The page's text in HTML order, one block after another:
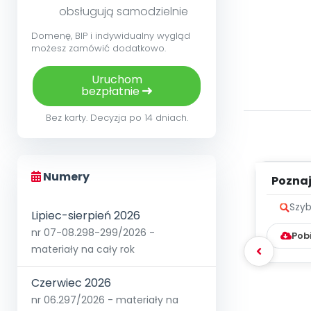
obsługują samodzielnie
Domenę, BIP i indywidualny wygląd
możesz zamówić dodatkowo.
Uruchom
bezpłatnie
Bez karty. Decyzja po 14 dniach.
Numery
Lipiec-sierpień 2026
nr 07-08.298-299/2026 -
materiały na cały rok
Czerwiec 2026
nr 06.297/2026 - materiały na